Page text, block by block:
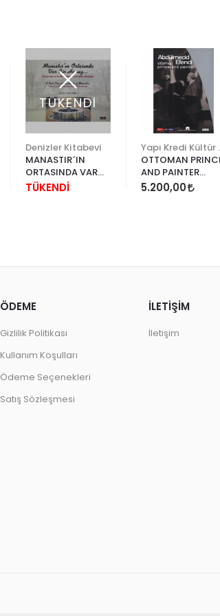
TÜKENDİ
Denizler Kitabevi
MANASTIR´IN
ORTASINDA VAR
BİR HAVUZ
TÜKENDİ
OTTOMAN
AND PAINTER
ABDÜLMECİD
5.200,00
ÖDEME
Gizlilik Politikası
Kullanım Koşulları
Ödeme Seçenekleri
Satış Sözleşmesi
İLETİŞİM
İletişim